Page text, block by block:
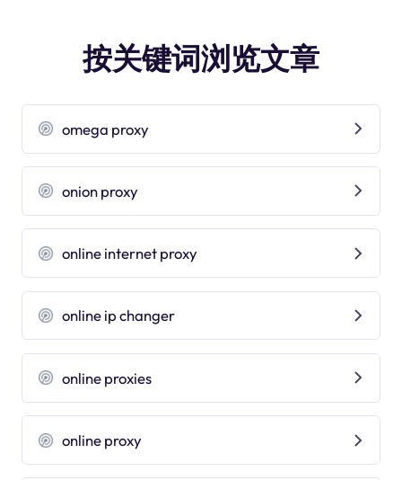
按关键词浏览文章
omega proxy
onion proxy
online internet proxy
online ip changer
online proxies
online proxy